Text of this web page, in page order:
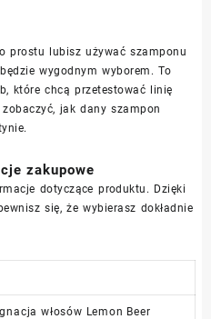
prostu lubisz używać szamponu
wygodnym wyborem. To
które chcą przetestować linię
jak dany szampon
zakupowe
dotyczące produktu. Dzięki
się, że wybierasz dokładnie
włosów Lemon Beer